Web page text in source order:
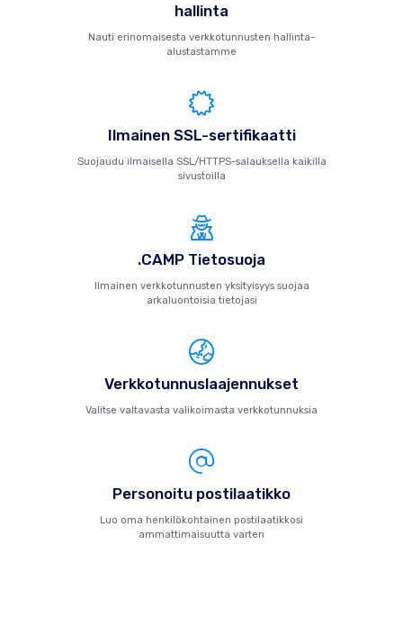
hallinta
Nauti erinomaisesta verkkotunnusten hallinta-
alustastamme
Ilmainen SSL-sertifikaatti
Suojaudu ilmaisella SSL/HTTPS-salauksella kaikilla
sivustoilla
.CAMP Tietosuoja
Ilmainen verkkotunnusten yksityisyys suojaa
arkaluontoisia tietojasi
Verkkotunnuslaajennukset
Valitse valtavasta valikoimasta verkkotunnuksia
Personoitu postilaatikko
Luo oma henkilökohtainen postilaatikkosi
ammattimaisuutta varten